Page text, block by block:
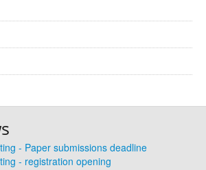
- Paper submissions deadline
- registration opening